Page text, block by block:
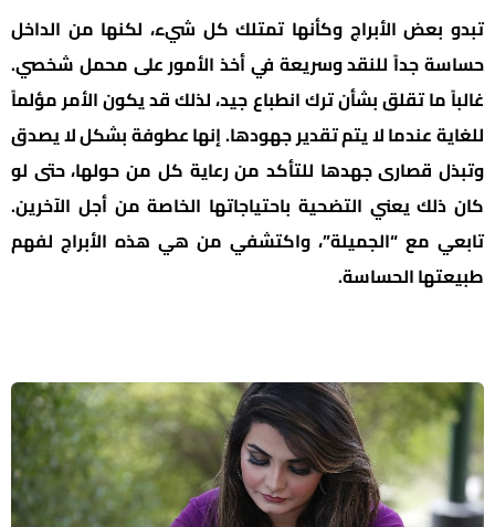
تبدو بعض الأبراج وكأنها تمتلك كل شيء، لكنها من الداخل
حساسة جداً للنقد وسريعة في أخذ الأمور على محمل شخصي.
غالباً ما تقلق بشأن ترك انطباع جيد، لذلك قد يكون الأمر مؤلماً
للغاية عندما لا يتم تقدير جهودها. إنها عطوفة بشكل لا يصدق
وتبذل قصارى جهدها للتأكد من رعاية كل من حولها، حتى لو
كان ذلك يعني التضحية باحتياجاتها الخاصة من أجل الآخرين.
تابعي مع “الجميلة”، واكتشفي من هي هذه الأبراج لفهم
طبيعتها الحساسة.